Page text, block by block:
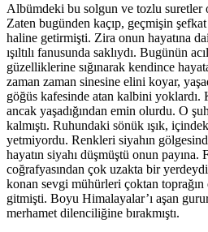
Albümdeki bu solgun ve tozlu suretler
Zaten bugünden kaçıp, geçmişin
haline getirmişti. Zira onun hayatına
ışıltılı fanusunda saklıydı. Bugünün
güzelliklerine sığınarak kendince
zaman zaman sinesine elini koyar,
göğüs kafesinde atan kalbini yoklardı.
ancak yaşadığından emin olurdu. O
kalmıştı. Ruhundaki sönük ışık,
yetmiyordu. Renkleri siyahın
hayatın siyahı düşmüştü onun
coğrafyasından çok uzakta bir
konan sevgi mühürleri çoktan
gitmişti. Boyu Himalayalar’ı aşan
merhamet dilenciliğine bırakmıştı.